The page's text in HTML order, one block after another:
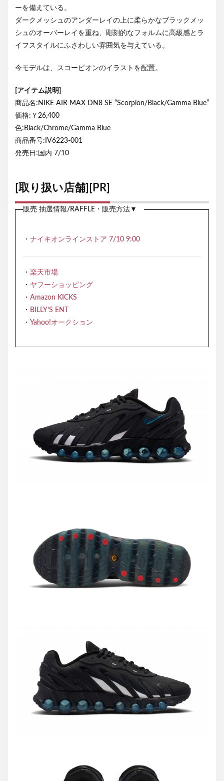
ーを備えている。
ダークメッシュのアンダーレイの上に柔らかなブラックメッ
シュのオーバーレイを重ね、彫刻的なフォルムに高級感とラ
イフスタイルにふさわしい雰囲気を与えている。
今モデルは、スコーピオンのイラストを配置。
[アイテム説明]
商品名:NIKE AIR MAX DN8 SE “Scorpion/Black/Gamma Blue”
価格:￥26,400
色:Black/Chrome/Gamma Blue
商品番号:IV6223-001
発売日:国内 7/10
[取り扱い店舗][PR]
販売 抽選情報/RAFFLE・販売方法▼
・ ナイキオンラインストア 7/10 9:00
・ 楽天市場
・ ヤフーショッピング
・ Amazon KICKS
・ BILLY’S ENT
・ Yahoo!オークション